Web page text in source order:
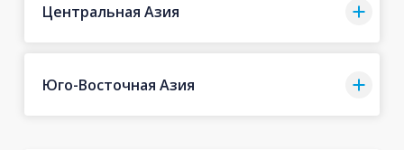
Центральная Азия
Юго-Восточная Азия